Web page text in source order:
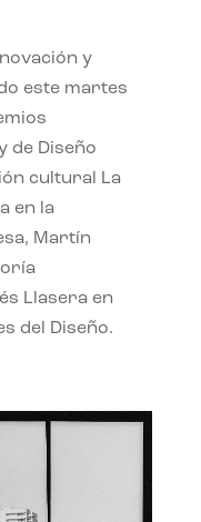
y
este martes
de Diseño
cultural La
en la
Martín
Llasera en
del Diseño.